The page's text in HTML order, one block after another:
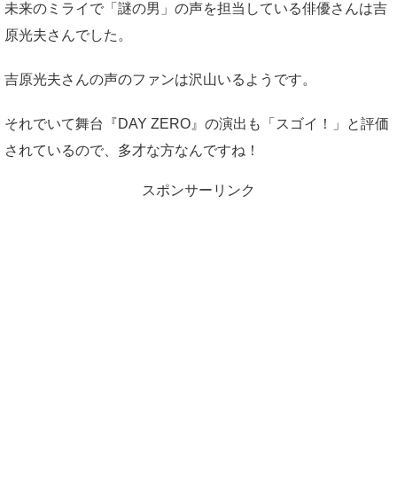
未来のミライで「謎の男」の声を担当している俳優さんは吉
原光夫さんでした。
吉原光夫さんの声のファンは沢山いるようです。
それでいて舞台『DAY ZERO』の演出も「スゴイ！」と評価
されているので、多才な方なんですね！
スポンサーリンク